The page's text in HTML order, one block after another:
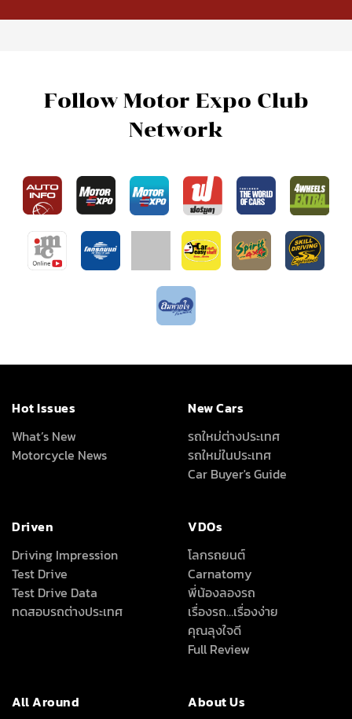
Follow Motor Expo Club
Network
Hot Issues
What’s New
Motorcycle News
New Cars
รถใหม่ต่างประเทศ
รถใหม่ในประเทศ
Car Buyer's Guide
Driven
Driving Impression
Test Drive
Test Drive Data
ทดสอบรถต่างประเทศ
VDOs
โลกรถยนต์
Carnatomy
พี่น้องลองรถ
เรื่องรถ…เรื่องง่าย
คุณลุงใจดี
Full Review
All Around
About Us